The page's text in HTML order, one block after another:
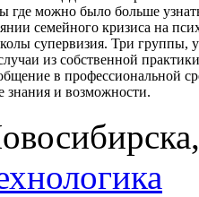
где можно было больше
семейного кризиса на
супервизия. Три группы,
из собственной
в профессиональной
знания и возможности.